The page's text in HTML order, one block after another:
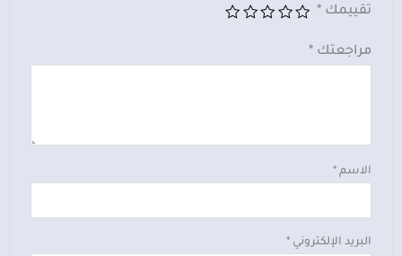
تقييمك *
مراجعتك *
الاسم*
البريد الإلكتروني *